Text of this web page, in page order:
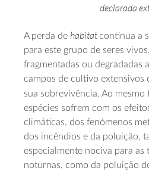
declarada
A perda de habitatcontinua a
para este grupo de seres
fragmentadas ou degradadas
campos de cultivo extensivos
sua sobrevivência. Ao mesmo
espécies sofrem com os
climáticas, dos fenómenos
dos incêndios e da poluição,
especialmente nociva para as
noturnas, como da poluição